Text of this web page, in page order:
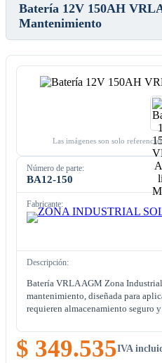
Batería 12V 150AH
Mantenimiento
Las imágenes son solo
Número de parte:
BA12-150
Fabricante:
Descripción:
Batería VRLA AGM Zona
mantenimiento, diseñada para
requieren almacenamiento seguro
$ 349.535IVA